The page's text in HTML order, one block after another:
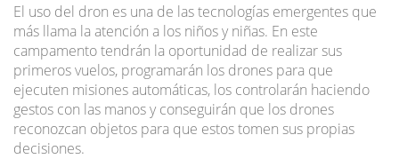
El uso del dron es una de las tecnologías emergentes que
más llama la atención a los niños y niñas. En este
campamento tendrán la oportunidad de realizar sus
primeros vuelos, programarán los drones para que
ejecuten misiones automáticas, los controlarán haciendo
gestos con las manos y conseguirán que los drones
reconozcan objetos para que estos tomen sus propias
decisiones.